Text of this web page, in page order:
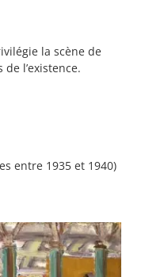
la scène de
l’existence.
entre 1935 et 1940)